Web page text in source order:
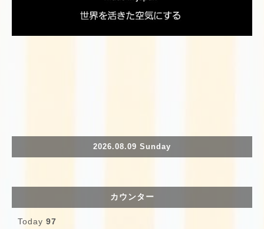
2026.08.09 Sunday
カウンター
Today 97